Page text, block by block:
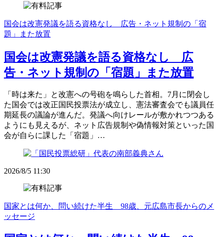
国会は改憲発議を語る資格なし 広告・ネット規制の「宿
題」また放置
国会は改憲発議を語る資格なし 広
告・ネット規制の「宿題」また放置
「時は来た」と改憲への号砲を鳴らした首相。7月に閉会し
た国会では改正国民投票法が成立し、憲法審査会でも議員任
期延長の議論が進んだ。発議へ向けレールが敷かれつつある
ようにも見えるが、ネット広告規制や偽情報対策といった国
会が自らに課した「宿題」…
2026/8/5 11:30
国家とは何か、問い続けた半生 98歳、元広島市長からのメ
ッセージ